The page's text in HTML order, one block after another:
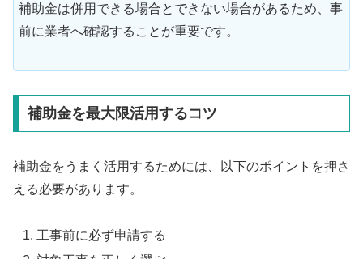
補助金は併用できる場合とできない場合があるため、事
前に業者へ確認することが重要です。
補助金を最大限活用するコツ
補助金をうまく活用するためには、以下のポイントを押さ
える必要があります。
工事前に必ず申請する